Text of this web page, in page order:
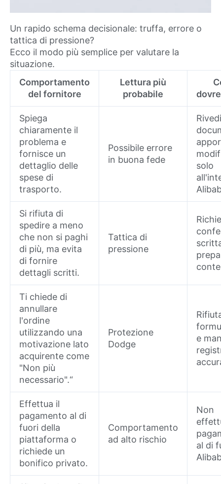
Un rapido schema decisionale: truffa, errore o
tattica di pressione?
Ecco il modo più semplice per valutare la
situazione.
Comportamento
del fornitore
Lettura più
probabile
Spiega
chiaramente il
problema e
fornisce un
dettaglio delle
spese di
trasporto.
Possibile errore
in buona fede
solo
Si rifiuta di
spedire a meno
che non si paghi
di più, ma evita
di fornire
dettagli scritti.
Tattica di
pressione
Ti chiede di
annullare
l'ordine
utilizzando una
motivazione lato
acquirente come
"Non più
necessario".“
Protezione
Dodge
e
Effettua il
pagamento al di
fuori della
piattaforma o
richiede un
bonifico privato.
Comportamento
ad alto rischio
Non
al di